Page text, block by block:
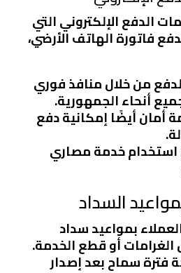
الدفع الإلكتروني التي
فاتورة الهاتف الأرضي،
من خلال منافذ فوري
أنحاء الجمهورية.
أمان أيضًا إمكانية دفع
خدمة مصاري
السداد
بمواعيد سداد
الغرامات أو قطع الخدمة.
فترة سماح بعد إصدار